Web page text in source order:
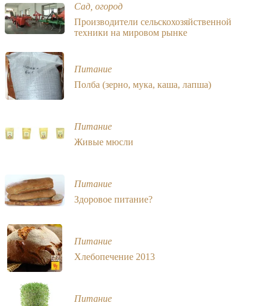
Сад, огород
Производители сельскохозяйственной
техники на мировом рынке
Питание
Полба (зерно, мука, каша, лапша)
Питание
Живые мюсли
Питание
Здоровое питание?
Питание
Хлебопечение 2013
Питание